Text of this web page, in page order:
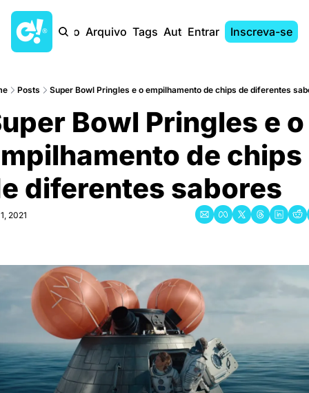
Início Arquivo Tags AutoresEntrar Inscreva-se
Posts Super Bowl Pringles e o empilhamento de chips de diferentes
Bowl Pringles e o
de chips
diferentes sabores
2021